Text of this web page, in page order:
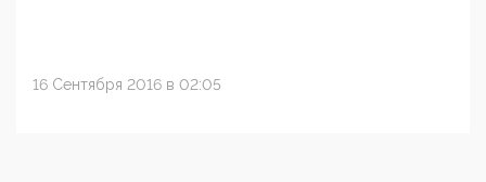
16 Сентября 2016 в 02:05